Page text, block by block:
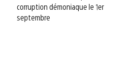
corruption démoniaque le 1er
septembre